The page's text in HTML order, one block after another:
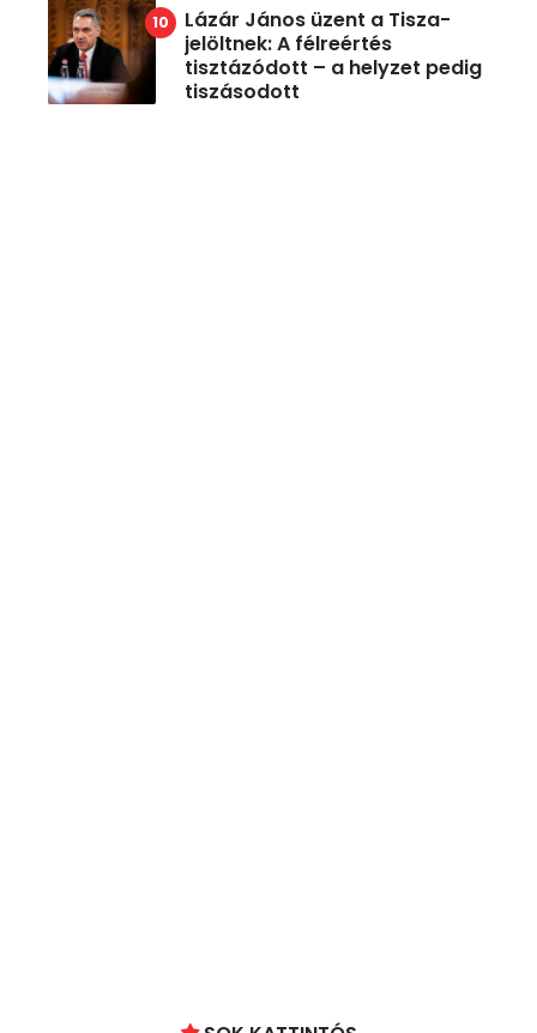
Lázár János üzent a Tisza-
jelöltnek: A félreértés
tisztázódott – a helyzet pedig
tiszásodott